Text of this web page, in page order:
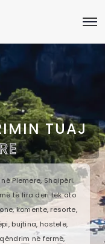
TUAJ
Plemere, Shqipëri.
të lira deri tek ato
komente, resorte,
bujtina, hostele,
në fermë,